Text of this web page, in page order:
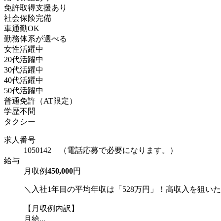
免許取得支援あり
社会保険完備
車通勤OK
勤務体系が選べる
女性活躍中
20代活躍中
30代活躍中
40代活躍中
50代活躍中
普通免許（AT限定）
学歴不問
タクシー
求人番号
1050142 （電話応募で必要になります。）
給与
月収例450,000円
＼入社1年目の平均年収は「528万円」！高収入を狙い
【月収例内訳】
月給...